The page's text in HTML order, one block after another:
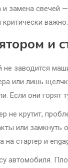
замена свечей
важно.
и
не заводится
или лишь
Если они горят
не крутит,
или
на стартер и
автомобиля.